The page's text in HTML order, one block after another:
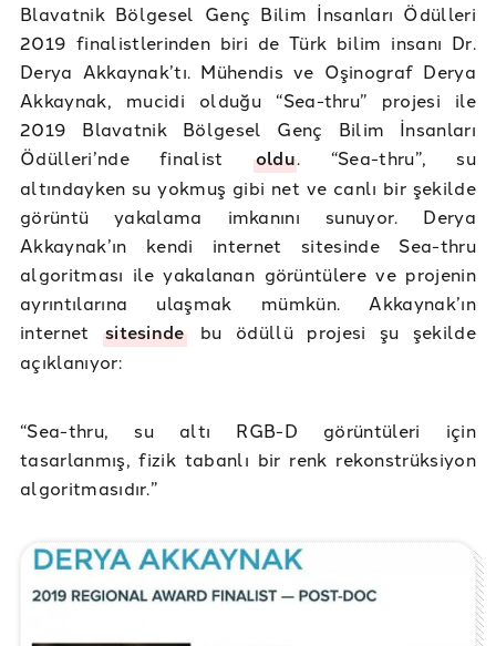
Blavatnik Bölgesel Genç Bilim İnsanları Ödülleri
2019 finalistlerinden biri de Türk bilim insanı Dr.
Derya Akkaynak’tı. Mühendis ve Oşinograf Derya
Akkaynak, mucidi olduğu “Sea-thru” projesi ile
2019 Blavatnik Bölgesel Genç Bilim İnsanları
Ödülleri’nde finalist oldu. “Sea-thru”, su
altındayken su yokmuş gibi net ve canlı bir şekilde
görüntü yakalama imkanını sunuyor. Derya
Akkaynak’ın kendi internet sitesinde Sea-thru
algoritması ile yakalanan görüntülere ve projenin
ayrıntılarına ulaşmak mümkün. Akkaynak’ın
internet sitesindebu ödüllü projesi şu şekilde
açıklanıyor:
“Sea-thru, su altı RGB-D görüntüleri için
tasarlanmış, fizik tabanlı bir renk rekonstrüksiyon
algoritmasıdır.”